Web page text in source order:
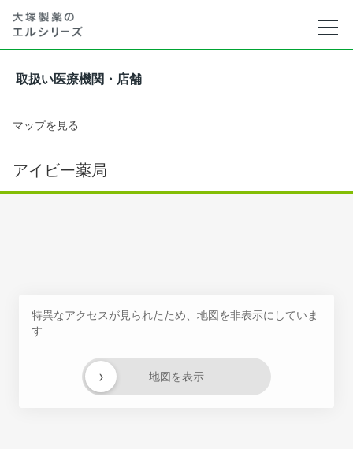
取扱い医療機関・店舗
マップを見る
アイビー薬局
特異なアクセスが見られたため、地図を非表示にしていま
す
地図を表示
›